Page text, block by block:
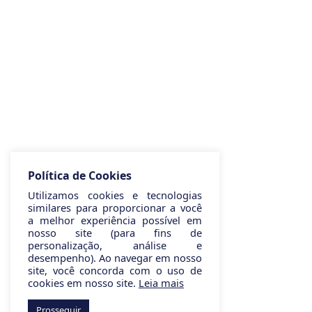
Política de Cookies
Utilizamos cookies e tecnologias
similares para proporcionar a você
a melhor experiência possível em
nosso site (para fins de
personalização, análise e
desempenho). Ao navegar em nosso
site, você concorda com o uso de
cookies em nosso site. Leia mais